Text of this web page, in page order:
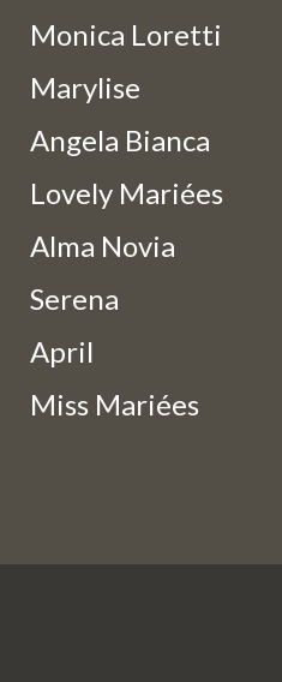
Monica Loretti
Marylise
Angela Bianca
Lovely Mariées
Alma Novia
Serena
April
Miss Mariées